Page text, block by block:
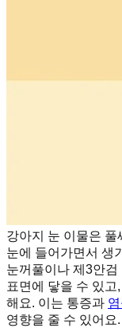
강아지 눈 이물은 풀
눈에 들어가면서 생
눈꺼풀이나 제3안검
표면에 닿을 수 있
해요. 이는 통증과
영향을 줄 수 있어